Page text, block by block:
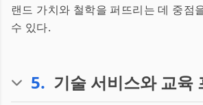
랜드 가치와 철학을 퍼뜨리는 데 중점
수 있다.
5. 기술 서비스와 교육